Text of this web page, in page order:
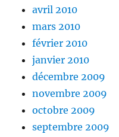
avril 2010
mars 2010
février 2010
janvier 2010
décembre 2009
novembre 2009
octobre 2009
septembre 2009